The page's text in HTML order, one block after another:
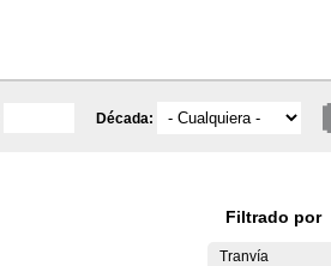
Década:
Filtrado por
Tranvía